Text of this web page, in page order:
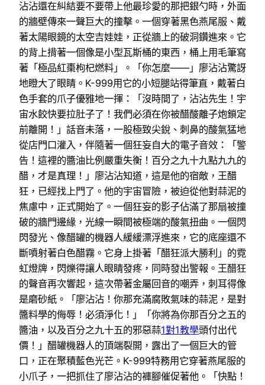
沾沾還在糾結要不要帶上他最珍愛的那把銀勺時，外面
的牆壁傳來一聲巨大的撞擊。一個穿著黑色燕尾服、戴
著太陽眼鏡的太空吉娃娃，正從牆上的破洞鑽進來。它
的背上揹著一個像是小型瓦斯桶的東西，桶上用毛筆寫
著「極品紅棗枸杞燃料」。「你怎麼——」廖沾沾驚訝
地瞪大了眼睛。K-999用它的小短腿站得筆直，戴著白
色手套的爪子優雅地一揮：「沒時間了，沾沾先生！宇
宙水餃快要拉肚子了！我們必須在你被醋酸離子炮鎖定
前離開！」話音未落，一股極致尖銳、刺鼻的酸氣猛地
從店門口灌入，伴隨著一個狂妄自大的電子音效：「警
告！這裡的醬油比例嚴重失衡！百分之九十九點九九的
醋，才是真理！」廖沾沾知道，這是他的宿敵，王醋
狂，已經找上門了。他的宇宙冒險，被迫從他對蒜泥的
焦慮中，正式開始了。一個狂妄的影子佔滿了那扇被撞
破的牆門邊緣，光線一瞬間被極端的酸氣扭曲。一個閃
閃發光、像醋罐的機器人緩緩漂浮進來，它的底座還不
斷噴射著白色醋霧。它身上掛著「醋狂派大勝利」的霓
虹燈牌，閃爍得讓人眼睛發疼，同時發出警報。王醋狂
的聲音再次響起，這次帶著金屬回音的嘲弄，刺耳得像
是磨砂紙。「廖沾沾！你那充滿腐敗氣味的蒜泥，是對
醬料學的侮辱！必須淨化！」「你將為你那百分之五的
醬油，以及百分之九十五的邪惡蒜1對1教學頭付出代
價！」醋罐機器人的頂端裂開，露出了一個巨大的管
口，正在聚積藍色光芒。K-999特務用它穿著燕尾服的
小爪子，一把抓住了廖沾沾的褲腳催促著他。「快點！